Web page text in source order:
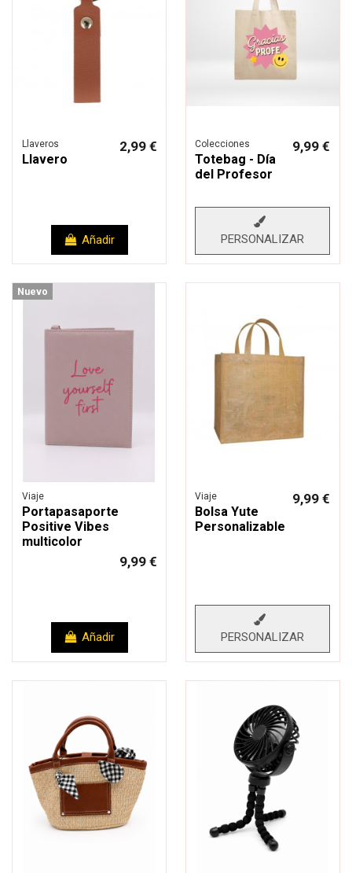
Llaveros
Llavero
2,99 €
Añadir
Colecciones
Totebag - Día
del Profesor
9,99 €
PERSONALIZAR
Nuevo
Viaje
Portapasaporte
Positive Vibes
multicolor
9,99 €
Añadir
Viaje
Bolsa Yute
Personalizable
9,99 €
PERSONALIZAR